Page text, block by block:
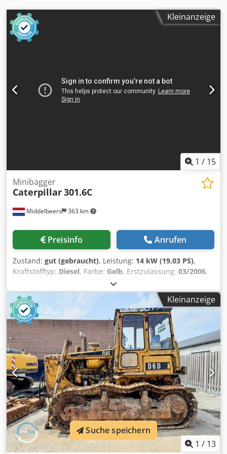
Kleinanzeige
1 / 15
Middelbeers 363 km
Minibagger
Caterpillar301.6C
Preisinfo Anrufen
Zustand: gut (gebraucht), Leistung: 14 kW (19,03 PS),
Kraftstofftyp: Diesel, Farbe: Gelb, Erstzulassung: 03/2006,
, Betriebsstunden:
Antrieb: Raupe Zylinderzahl: 3 Leergewicht: 1.720 kg
Technischer Zustand: gut Optischer Zustand: gut Credsw
Hpqrjpfx Agnjf Preis: Auf Anfrage Seriennummer: JBB00645
Wenden Sie sich an Ernst van Hek, um weitere
Informationen zu erhalten.
Kleinanzeige
1 / 13
Suche speichern